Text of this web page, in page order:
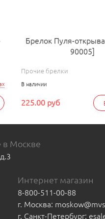
Брелок Пуля-
90005]
Прочие брелки
В наличии
225.00 руб
Москве
Интернет магазин
8-800-511-00-88
г. Москва:
г. Санкт-Петербург: